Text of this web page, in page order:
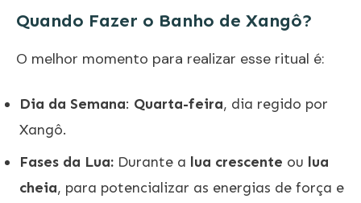
Quando Fazer o Banho de Xangô?
O melhor momento para realizar esse ritual é:
Dia da Semana: Quarta-feira, dia regido por
Xangô.
Fases da Lua: Durante a lua crescente ou lua
cheia, para potencializar as energias de força e